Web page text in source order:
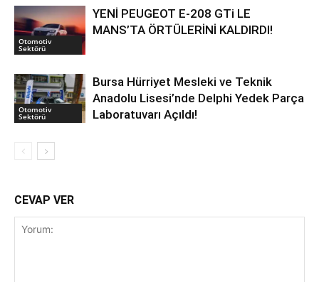
Otomotiv
Sektörü
YENİ PEUGEOT E-208 GTi LE
MANS’TA ÖRTÜLERİNİ KALDIRDI!
Otomotiv
Sektörü
Bursa Hürriyet Mesleki ve Teknik
Anadolu Lisesi’nde Delphi Yedek Parça
Laboratuvarı Açıldı!
CEVAP VER